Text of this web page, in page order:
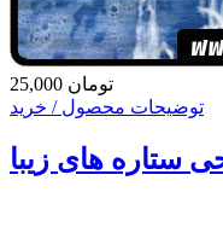
25,000 تومان
توضیحات محصول / خرید
ستاره های زیبا